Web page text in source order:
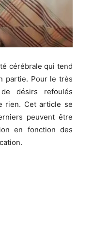
cérébrale qui tend
partie. Pour le très
désirs refoulés
rien. Cet article se
peuvent être
en fonction des